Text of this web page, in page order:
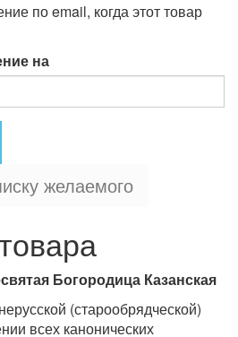
по email, когда этот товар
на
желаемого
Богородица Казанская
(старообрядческой)
всех канонических